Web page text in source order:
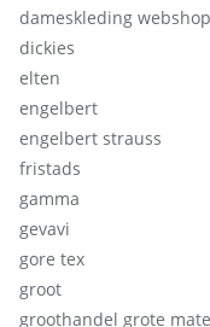
dameskleding webshop
dickies
elten
engelbert
engelbert strauss
fristads
gamma
gevavi
gore tex
groot
groothandel grote